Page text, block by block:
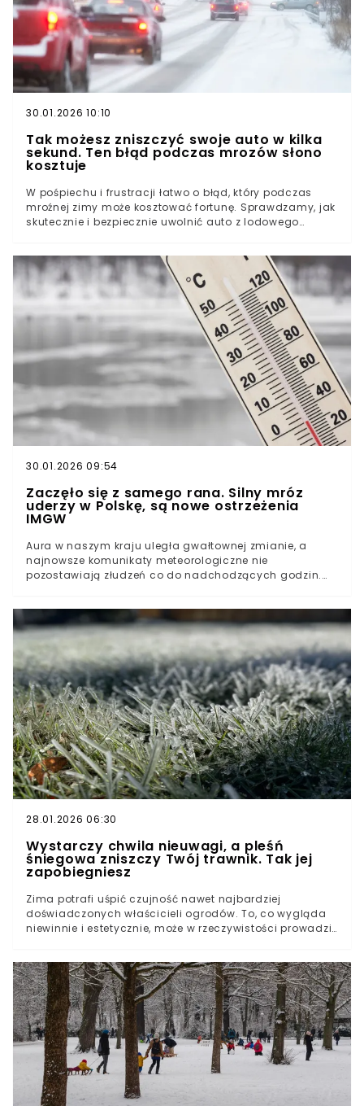
30.01.2026 10:10
Tak możesz zniszczyć swoje auto w kilka
sekund. Ten błąd podczas mrozów słono
kosztuje
W pośpiechu i frustracji łatwo o błąd, który podczas
mroźnej zimy może kosztować fortunę. Sprawdzamy, jak
skutecznie i bezpiecznie uwolnić auto z lodowego
rozwiązańBezpieczeństwo mechanizmów w niskich
temperaturachJak mądrze walczyć z mrozem?
30.01.2026 09:54
Zaczęło się z samego rana. Silny mróz
uderzy w Polskę, są nowe ostrzeżenia
IMGW
Aura w naszym kraju uległa gwałtownej zmianie, a
najnowsze komunikaty meteorologiczne nie
pozostawiają złudzeń co do nadchodzących godzin.
Polaków. Warunki atmosferyczne wymuszą szczególną
ostrożność zarówno u pieszych, jak i kierowców. Są
najnowsze ostrzeżenia IMGW. W których regionach
Polski obowiązują?O takiej zimie Polacy już zdążyli
zapomniećZimowy krajobraz może być
niebezpiecznyIMGW ostrzega przed silnym mrozem i
marznącymi opadami
28.01.2026 06:30
Wystarczy chwila nieuwagi, a pleśń
śniegowa zniszczy Twój trawnik. Tak jej
zapobiegniesz
Zima potrafi uśpić czujność nawet najbardziej
doświadczonych właścicieli ogrodów. To, co wygląda
niewinnie i estetycznie, może w rzeczywistości prowadzić
jednym zaniedbaniem, które wraca jak bumerang
każdej wiosny. Dlaczego właśnie teraz warto zwrócić na
nie szczególną uwagę?Dbanie o trawnik zimą. Wielu
właścicieli ogrodów nie ma o tym pojęciaBłędy
popełniane zimą wychodzą na jaw dopiero wiosnąPleśń
śniegowa atakuje trawnik. Tak jej zapobiegniesz